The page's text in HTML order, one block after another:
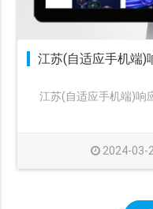
江苏(自适应手机端)
江苏(自适应手机端)响
2024-03-